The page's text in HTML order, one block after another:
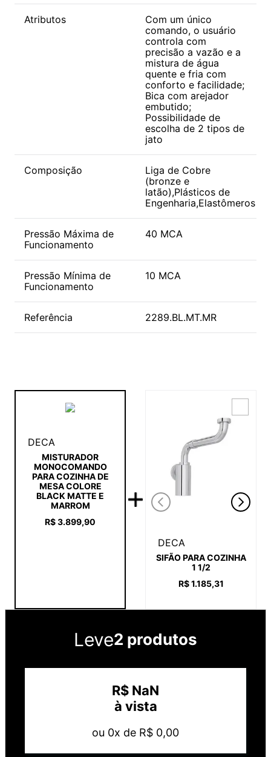
Atributos
Com um único
comando, o usuário
controla com
precisão a vazão e a
mistura de água
quente e fria com
conforto e facilidade;
Bica com arejador
embutido;
Possibilidade de
escolha de 2 tipos de
jato
Composição
Liga de Cobre
(bronze e
latão),Plásticos de
Engenharia,Elastômeros
Pressão Máxima de
Funcionamento
40 MCA
Pressão Mínima de
Funcionamento
10 MCA
Referência 2289.BL.MT.MR
DECA
MISTURADOR
MONOCOMANDO
PARA COZINHA DE
MESA COLORE
BLACK MATTE E
MARROM
R$3.899,90
DECA
SIFÃO PARA COZINHA
1 1/2
R$ 1.185,31
Leve2 produtos
R$ NaN
à vista
ou 0x de R$ 0,00